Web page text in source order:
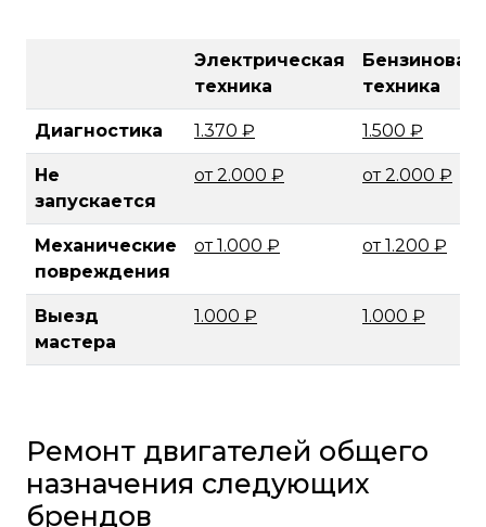
Электрическая
техника
Бензиновая
техника
Диагностика 1.370 ₽ 1.500 ₽
Не
запускается
от 2.000 ₽ от 2.000 ₽
Механические
повреждения
от 1.000 ₽ от 1.200 ₽
Выезд
мастера
1.000 ₽ 1.000 ₽
Ремонт двигателей общего
назначения следующих
брендов